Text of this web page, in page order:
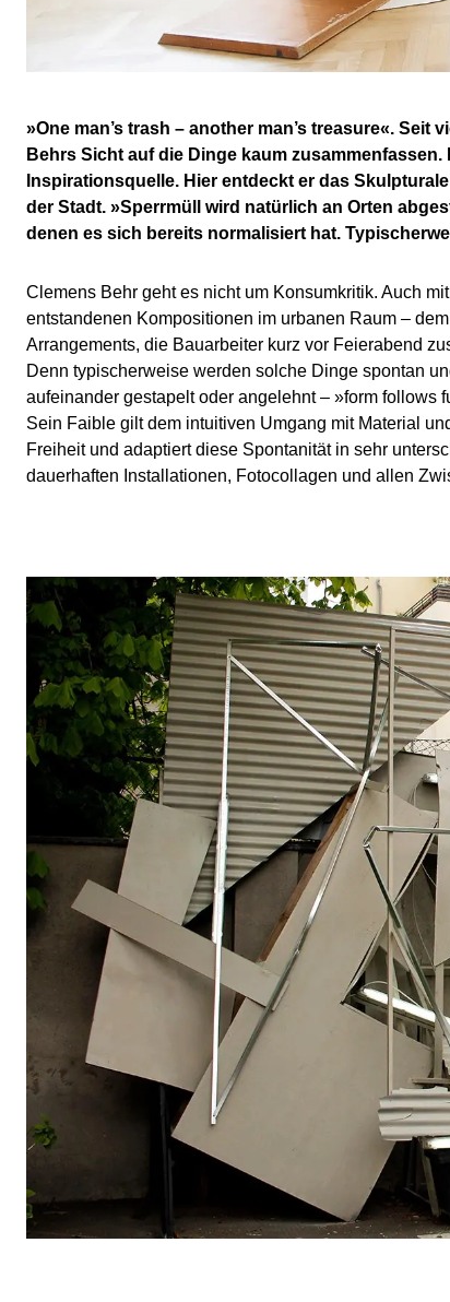
»One man’s trash – another man’s treasure«. Seit
Behrs Sicht auf die Dinge kaum
Inspirationsquelle. Hier entdeckt er das
der Stadt. »Sperrmüll wird natürlich an Orten
denen es sich bereits normalisiert hat.
Clemens Behr geht es nicht um Konsumkritik. Auch
entstandenen Kompositionen im urbanen Raum –
Arrangements, die Bauarbeiter kurz vor Feierabend
Denn typischerweise werden solche Dinge spontan
aufeinander gestapelt oder angelehnt – »form follows
Sein Faible gilt dem intuitiven Umgang mit Material
Freiheit und adaptiert diese Spontanität in sehr
dauerhaften Installationen, Fotocollagen und allen